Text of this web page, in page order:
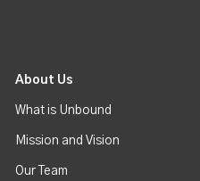
About Us
What is Unbound
Mission and Vision
Our Team